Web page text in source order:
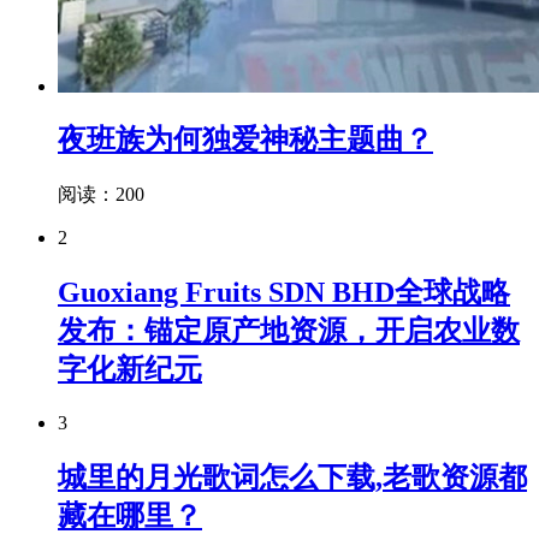
夜班族为何独爱神秘主题曲？
阅读：200
2
Guoxiang Fruits SDN BHD全球战略
发布：锚定原产地资源，开启农业数
字化新纪元
3
城里的月光歌词怎么下载,老歌资源都
藏在哪里？